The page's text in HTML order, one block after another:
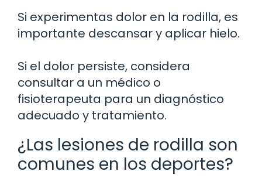
Si experimentas dolor en la rodilla, es
importante descansar y aplicar hielo.
Si el dolor persiste, considera
consultar a un médico o
fisioterapeuta para un diagnóstico
adecuado y tratamiento.
¿Las lesiones de rodilla son
comunes en los deportes?